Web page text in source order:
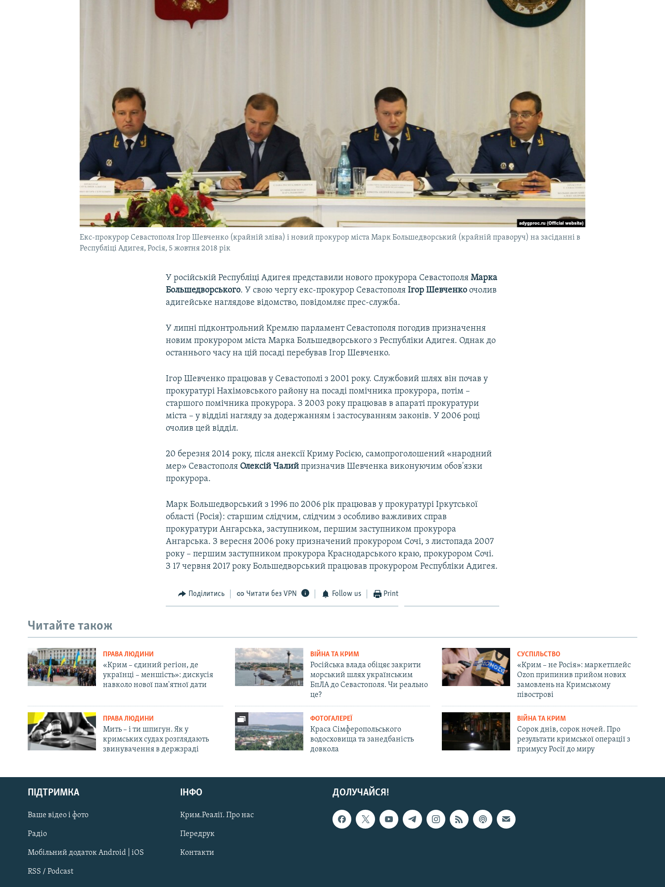
Русский
Qırımtatar
ДОЛУЧАЙСЯ!
Екс-прокурор Севастополя Ігор Шевченко (крайній зліва) і новий прокурор міста Марк Большедворський (крайній праворуч) на засіданні в
Республіці Адигея, Росія, 5 жовтня 2018 рік
У російській Республіці Адигея представили нового прокурора СевастополяМарка
Большедворського. У свою чергу екс-прокурор Севастополя Ігор Шевченко очолив
адигейське наглядове відомство, повідомляє прес-служба.
У липні підконтрольний Кремлю парламент Севастополя погодив призначення
новим прокурором міста Марка Большедворського з Республіки Адигея. Однак до
останнього часу на цій посаді перебував Ігор Шевченко.
Ігор Шевченко працював у Севастополі з 2001 року. Службовий шлях він почав у
прокуратурі Нахімовського району на посаді помічника прокурора, потім –
старшого помічника прокурора. З 2003 року працював в апараті прокуратури
міста – у відділі нагляду за додержанням і застосуванням законів. У 2006 році
очолив цей відділ.
20 березня 2014 року, після анексії Криму Росією, самопроголошений «народний
мер» Севастополя Олексій Чалийпризначив Шевченка виконуючим обов'язки
прокурора.
Марк Большедворський з 1996 по 2006 рік працював у прокуратурі Іркутської
області (Росія): старшим слідчим, слідчим з особливо важливих справ
прокуратури Ангарська, заступником, першим заступником прокурора
Ангарська. З вересня 2006 року призначений прокурором Сочі, з листопада 2007
року – першим заступником прокурора Краснодарського краю, прокурором Сочі.
З 17 червня 2017 року Большедворський працював прокурором Республіки Адигея.
Поділитись Читати без VPN Follow us Print
Читайте також
ПРАВА ЛЮДИНИ
«Крим – єдиний регіон, де
українці – меншість»: дискусія
навколо нової пам'ятної дати
ВІЙНА ТА КРИМ
Російська влада обіцяє закрити
морський шлях українським
БпЛА до Севастополя. Чи реально
це?
СУСПІЛЬСТВО
«Крим – не Росія»: маркетплейс
Ozon припинив прийом нових
замовлень на Кримському
півострові
ПРАВА ЛЮДИНИ
Мить – і ти шпигун. Як у
кримських судах розглядають
звинувачення в держзраді
ФОТОГАЛЕРЕЇ
Краса Сімферопольського
водосховища та занедбаність
довкола
ВІЙНА ТА КРИМ
Сорок днів, сорок ночей. Про
результати кримської операції з
примусу Росії до миру
ДОЛУЧАЙСЯ!
ПІДТРИМКА
Ваше відео і фото
Радіо
Мобільний додаток Android | iOS
RSS / Podcast
ІНФО
Крим.Реалії. Про нас
Передрук
Контакти